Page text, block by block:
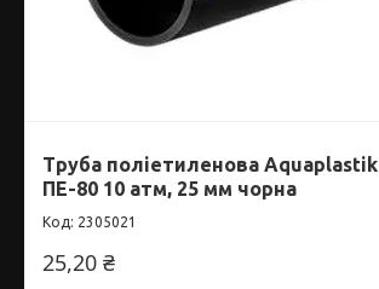
Труба поліетиленова Aquaplastik
ПЕ-80 10 атм, 25 мм чорна
2305021
25,20 ₴